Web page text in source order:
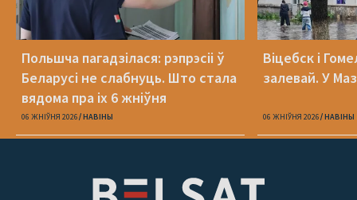
Польшча пагадзілася: рэпрэсіі ў
Беларусі не слабнуць. Што стала
вядома пра іх 6 жніўня
06 ЖНІЎНЯ 2026 НАВІНЫ
Віцебск і
залевай. У
06 ЖНІЎНЯ 2026 НАВІНЫ